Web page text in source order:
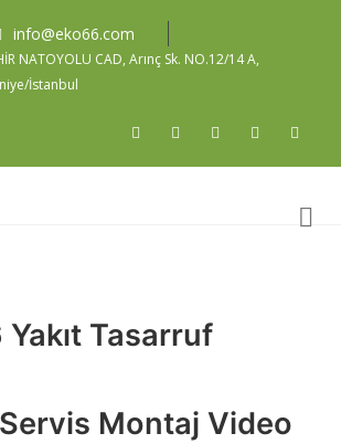
info@eko66.com
NATOYOLU CAD, Arınç Sk. NO.12/14 A,
İstanbul
Tasarruf
Montaj Video